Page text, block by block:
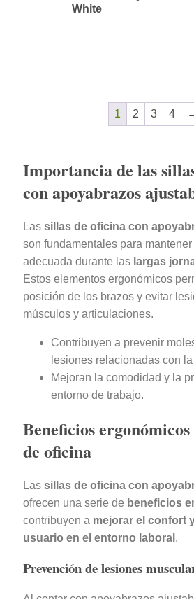
White
1 2 3 4
Importancia de las
con apoyabrazos
Las sillas de oficina con
son fundamentales para
adecuada durante las largas
Estos elementos ergonómicos
posición de los brazos y evitar
músculos y articulaciones.
Contribuyen a prevenir
lesiones relacionadas con
Mejoran la comodidad y la
entorno de trabajo.
Beneficios
de oficina
Las sillas de oficina con
ofrecen una serie de beneficios
contribuyen a mejorar el confort
usuario en el entorno laboral .
Prevención de lesiones